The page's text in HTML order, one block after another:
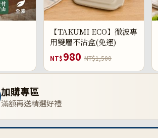
【TAKUMI ECO】微波專
用雙層不沾盒(免運)
NT$980 NT$1,500
加購專區
滿額再送精選好禮